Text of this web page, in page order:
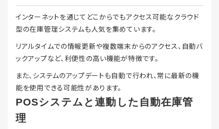
インターネットを通じてどこからでもアクセス可能なクラウド
型の在庫管理システムも人気を集めています。
リアルタイムでの情報更新や複数端末からのアクセス、自動バ
ックアップなど、利便性の高い機能が特徴です。
また、システムのアップデートも自動で行われ、常に最新の機
能を使用できる可能性があります。
POSシステムと連動した自動在庫管
理